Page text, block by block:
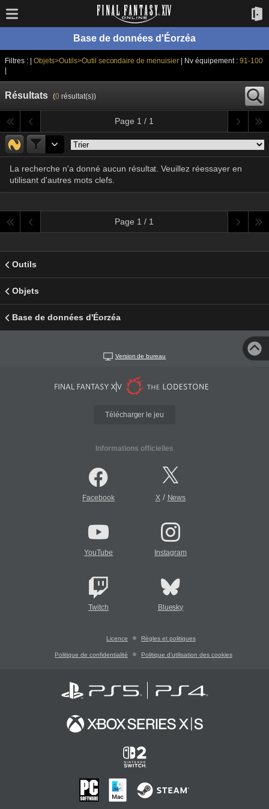
Base de données d'Éorzéa
Filtres : | Objets>Outils>Outil secondaire de menuisier | Nv équipement : 91-100
Résultats (0résultat(s))
Page 1 / 1
La recherche n'a donné aucun résultat. Veuillez réessayer en
utilisant d'autres mots clefs.
Page 1 / 1
Outils
Objets
Base de données d'Éorzéa
Version de bureau
Télécharger le jeu
Informations officielles
Facebook X/ News
YouTube Instagram
Twitch Bluesky
Licence Règles et politiques
Politique de confidentialité Politique d'utilisation des cookies